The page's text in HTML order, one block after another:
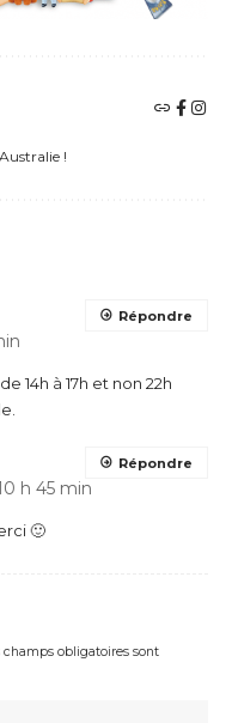
!
14h à 17h et non 22h
Répondre
h 45 min
🙂
Répondre
champs obligatoires sont